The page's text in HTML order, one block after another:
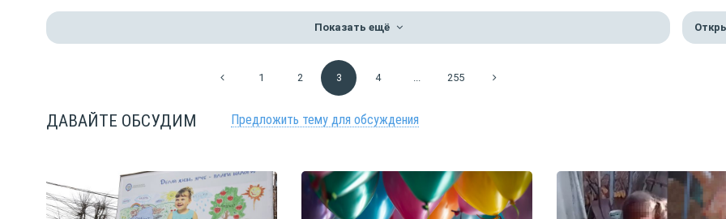
Показать ещё
1 2 3 4 ... 255
ДАВАЙТЕ ОБСУДИМ Предложить тему для обсуждения